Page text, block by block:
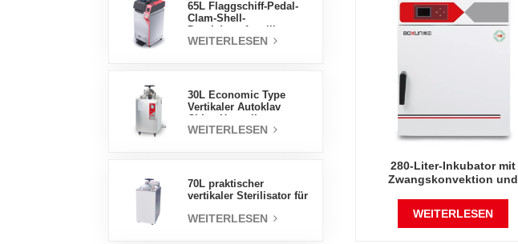
65L Flaggschiff-Pedal-
Clam-Shell-
Fabrik
WEITERLESEN
30L Economic Type
Vertikaler Autoklav
Druckdampfsterilisator
WEITERLESEN
70L praktischer
vertikaler Sterilisator für
Design,
WEITERLESEN
280-Liter-Inkubator mit
Zwangskonvektion und
WEITERLESEN